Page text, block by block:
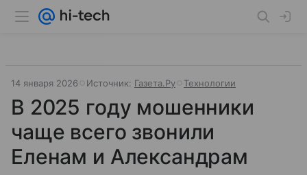
14 января 2026 Источник: Газета.Ру Технологии
В 2025 году мошенники
чаще всего звонили
Еленам и Александрам